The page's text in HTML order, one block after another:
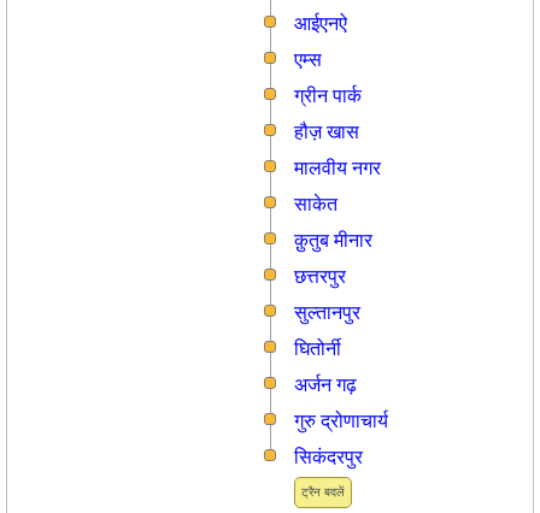
आईएनऐ
एम्स
ग्रीन पार्क
हौज़ खास
मालवीय नगर
साकेत
क़ुतुब मीनार
छत्तरपुर
सुल्तानपुर
घितोर्नी
अर्जन गढ़
गुरु द्रोणाचार्य
ट्रैन बदलें
सिकंदरपुर